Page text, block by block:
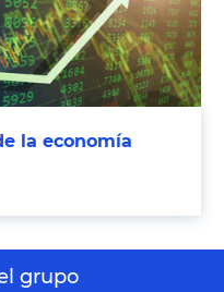
la economía
grupo